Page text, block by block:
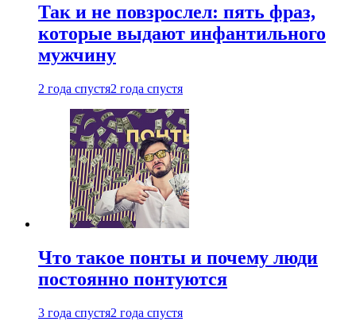
Так и не повзрослел: пять фраз,
которые выдают инфантильного
мужчину
2 года спустя2 года спустя
Что такое понты и почему люди
постоянно понтуются
3 года спустя2 года спустя